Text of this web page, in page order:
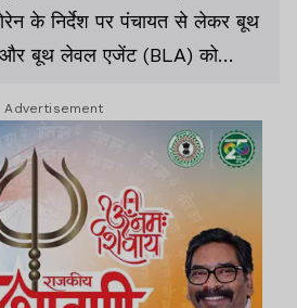
के निर्देश पर पंचायत से लेकर बूथ
और बूथ लेवल एजेंट (BLA) को
पांडेय संभाल रहे हैं.
Advertisement